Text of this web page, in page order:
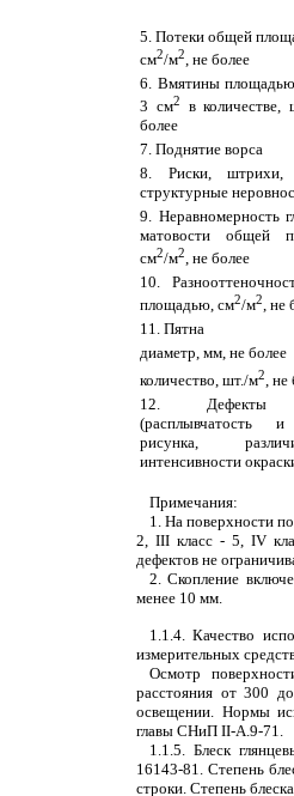
5. Потеки общей
см2/м2, не более
6. Вмятины
3 см2
в количестве,
более
7. Поднятие ворса
8. Риски, штрихи,
структурные
9. Неравномерность
матовости общей
см2/м2, не более
10.
площадью, см2/м2, не
11. Пятна
диаметр, мм, не более
количество, шт./м2, не
12. Дефекты
(расплывчатость и
рисунка,
интенсивности
Примечания:
1. На поверхности
2, III класс - 5, IV
дефектов не
2. Скопление
менее 10 мм.
1.1.4. Качество
измерительных
Осмотр
расстояния от 300
освещении. Нормы
главы СНиП II-А.9-71.
1.1.5. Блеск
16143-81. Степень
строки. Степень